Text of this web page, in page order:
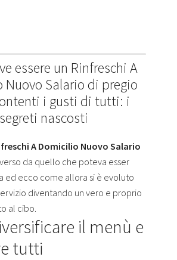
essere un Rinfreschi A
Nuovo Salario di pregio
i gusti di tutti: i
segreti nascosti
A Domicilio Nuovo Salario
da quello che poteva esser
ed ecco come allora si è evoluto
diventando un vero e proprio
al cibo.
il menù e
tutti